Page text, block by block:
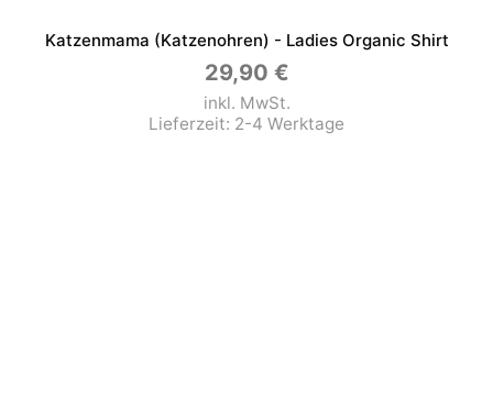
Katzenmama (Katzenohren) - Ladies Organic Shirt
29,90 €
inkl. MwSt.
Lieferzeit: 2-4 Werktage